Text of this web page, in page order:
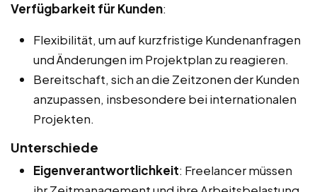
Verfügbarkeit für Kunden:
Flexibilität, um auf kurzfristige Kundenanfragen
und Änderungen im Projektplan zu reagieren.
Bereitschaft, sich an die Zeitzonen der Kunden
anzupassen, insbesondere bei internationalen
Projekten.
Unterschiede
Eigenverantwortlichkeit: Freelancer müssen